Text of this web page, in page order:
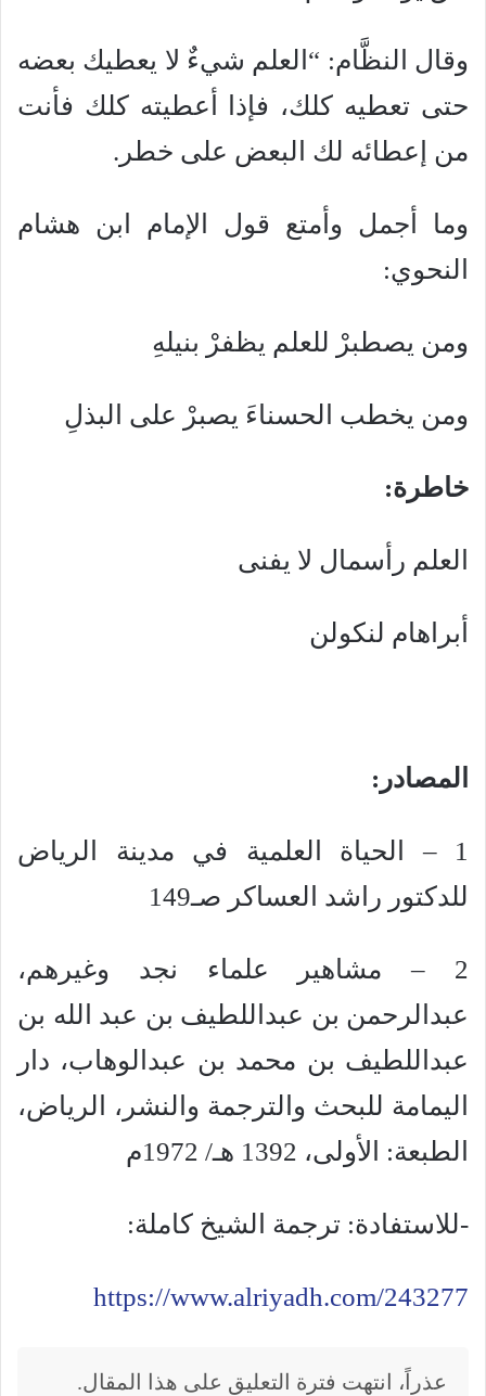
وقال النظَّام: “العلم شيءٌ لا يعطيك بعضه
حتى تعطيه كلك، فإذا أعطيته كلك فأنت
من إعطائه لك البعض على خطر.
وما أجمل وأمتع قول الإمام ابن هشام
النحوي:
ومن يصطبرْ للعلم يظفرْ بنيلهِ
ومن يخطب الحسناءَ يصبرْ على البذلِ
خاطرة:
العلم رأسمال لا يفنى
أبراهام لنكولن
المصادر:
1 – ‏الحياة العلمية في مدينة الرياض
للدكتور راشد العساكر صـ149
2 – مشاهير علماء نجد وغيرهم،
عبدالرحمن بن عبداللطيف بن عبد الله بن
عبداللطيف بن محمد بن عبدالوهاب، دار
اليمامة للبحث والترجمة والنشر، الرياض،
الطبعة: الأولى، 1392 هـ/ 1972م
-للاستفادة: ترجمة الشيخ كاملة:
https://www.alriyadh.com/243277
عذراً، انتهت فترة التعليق على هذا المقال.